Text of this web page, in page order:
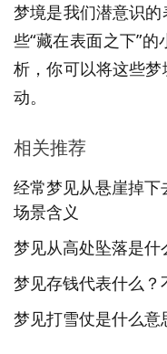
梦境是我们潜意识
些“藏在表面之下”
析，你可以将这些
动。
相关推荐
经常梦见从悬崖掉
场景含义
梦见从高处坠落是什
梦见存钱代表什么
梦见打雪仗是什么